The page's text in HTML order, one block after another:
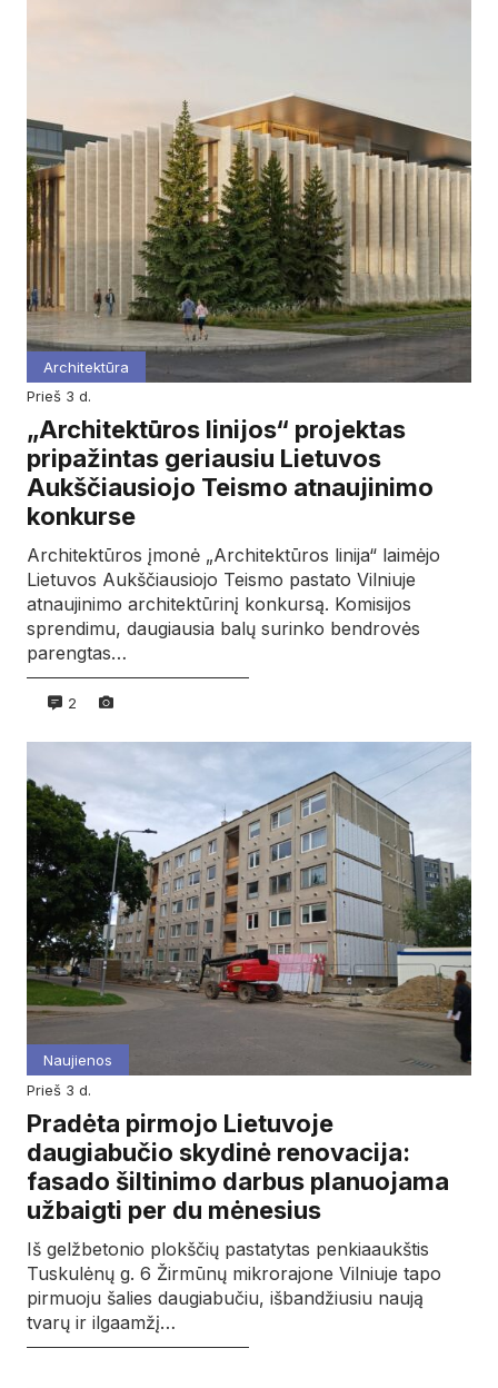
Architektūra
prieš 3 d.
„Architektūros linijos“ projektas
pripažintas geriausiu Lietuvos
Aukščiausiojo Teismo atnaujinimo
konkurse
Architektūros įmonė „Architektūros linija“ laimėjo
Lietuvos Aukščiausiojo Teismo pastato Vilniuje
atnaujinimo architektūrinį konkursą. Komisijos
sprendimu, daugiausia balų surinko bendrovės
parengtas…
2
Naujienos
prieš 3 d.
Pradėta pirmojo Lietuvoje
daugiabučio skydinė renovacija:
fasado šiltinimo darbus planuojama
užbaigti per du mėnesius
Iš gelžbetonio plokščių pastatytas penkiaaukštis
Tuskulėnų g. 6 Žirmūnų mikrorajone Vilniuje tapo
pirmuoju šalies daugiabučiu, išbandžiusiu naują
tvarų ir ilgaamžį…